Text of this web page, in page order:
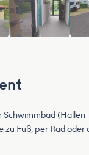
zu Fuß, per Rad